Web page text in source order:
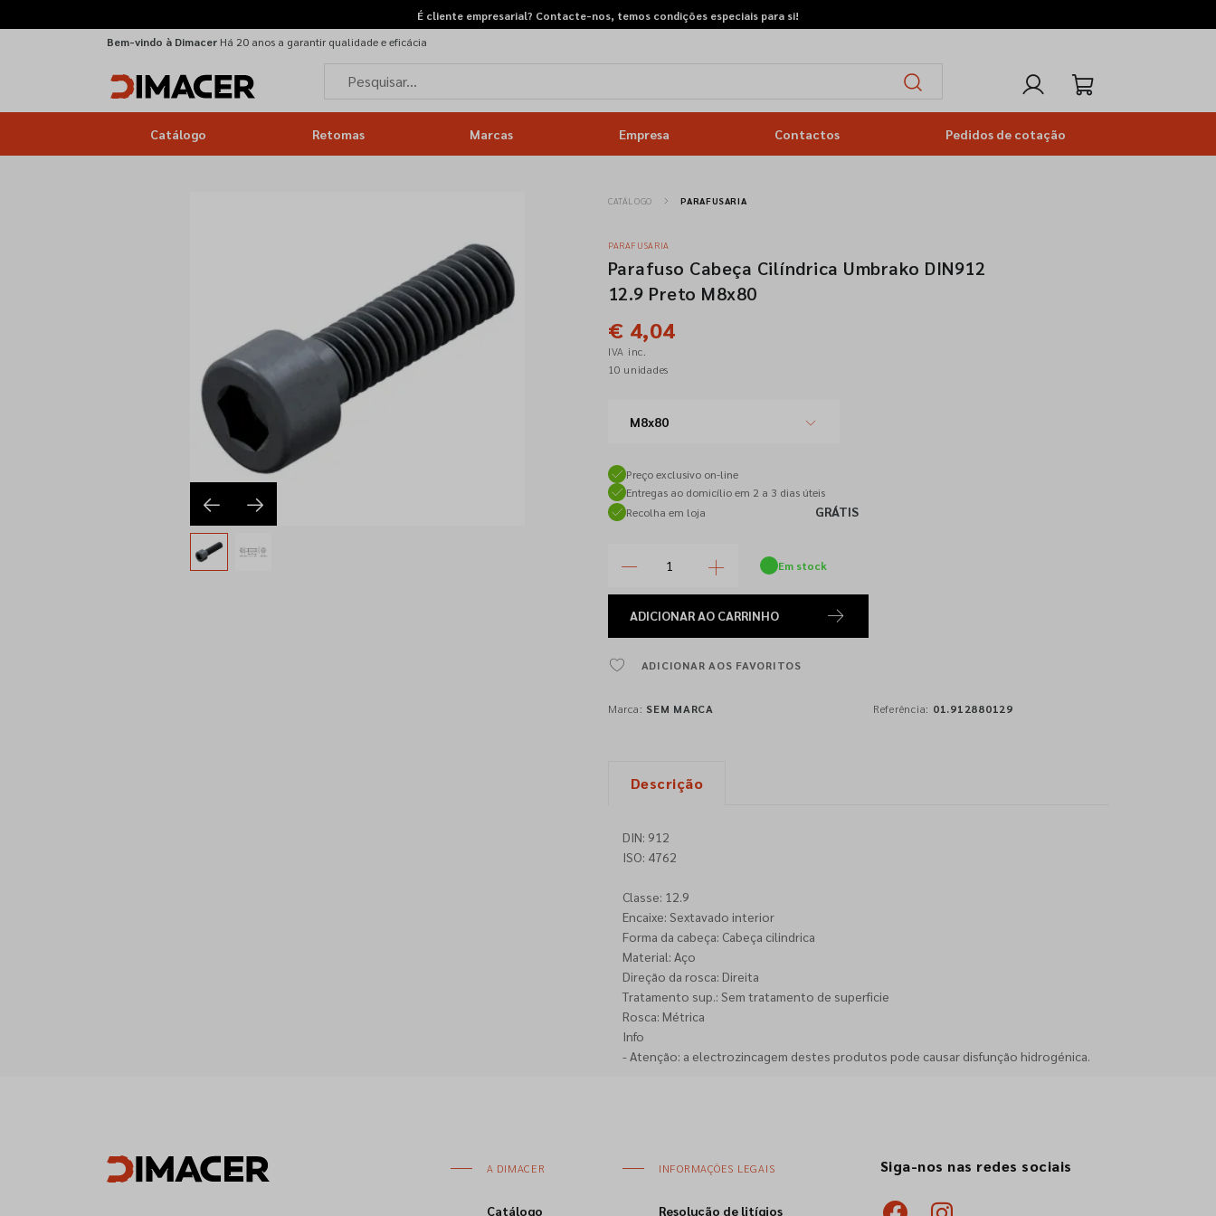
É cliente empresarial? Contacte-nos, temos condições especiais para si!
Bem-vindo à Dimacer Há 20 anos a garantir qualidade e eficácia
Catálogo Retomas Marcas Empresa Contactos Pedidos de cotação
CATÁLOGO PARAFUSARIA
PARAFUSARIA
Parafuso Cabeça Cilíndrica Umbrako DIN912
12.9 Preto M8x80
€ 4,04
IVA inc.
10 unidades
M8x80
Preço exclusivo on-line
Entregas ao domicílio em 2 a 3 dias úteis
Recolha em loja
GRÁTIS
Em stock
ADICIONARAO CARRINHO
ADICIONAR AOS FAVORITOS
Marca: SEM MARCA Referência: 01.912880129
Descrição
DIN: 912
ISO: 4762
Classe: 12.9
Encaixe: Sextavado interior
Forma da cabeça: Cabeça cilindrica
Material: Aço
Direção da rosca: Direita
Tratamento sup.: Sem tratamento de superficie
Rosca: Métrica
Info
- Atenção: a electrozincagem destes produtos pode causar disfunção hidrogénica.
A DIMACER
Catálogo
INFORMAÇÕES LEGAIS
Resolução de litígios
Siga-nos nas redes sociais